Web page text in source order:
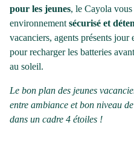
pour les jeunes, le Cayola vous
environnement sécurisé et
vacanciers, agents présents
pour recharger les batteries
au soleil.
Le bon plan des jeunes
entre ambiance et bon niveau
dans un cadre 4 étoiles !